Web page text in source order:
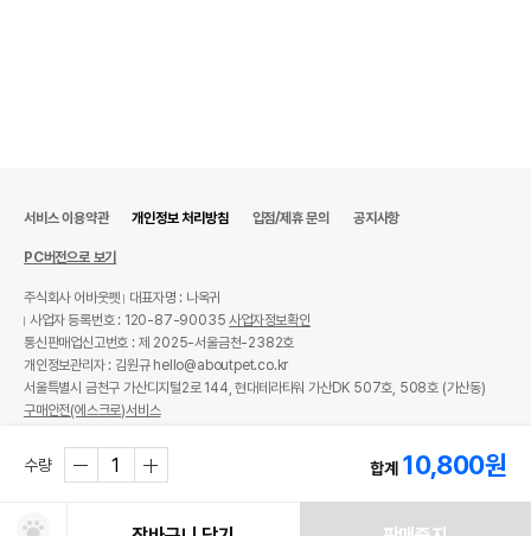
수량 합계 10,800원
서비스 이용약관 개인정보 처리방침 입점/제휴 문의 공지사항
PC버전으로 보기
주식회사 어바웃펫
대표자명 : 나옥귀
사업자 등록번호 : 120-87-90035사업자정보확인
통신판매업신고번호 : 제 2025-서울금천-2382호
개인정보관리자 : 김원규 hello@aboutpet.co.kr
서울특별시 금천구 가산디지털2로 144, 현대테라타워 가산DK 507호, 508호 (가산동)
구매안전(에스크로)서비스